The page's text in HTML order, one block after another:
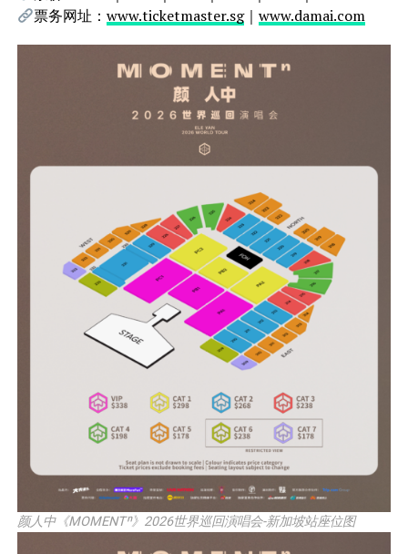
票务网址： www.ticketmaster.sg｜ www.damai.com
颜人中《MOMENTⁿ》2026世界巡回演唱会-新加坡站座位图